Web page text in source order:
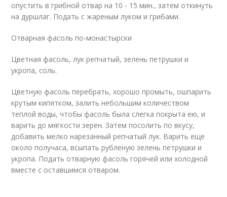
опустить в грибной отвар на 10 - 15 мин., затем откинуть
на дуршлаг. Подать с жареным луком и грибами.
Отварная фасоль по-монастырски
Цветная фасоль, лук репчатый, зелень петрушки и
укропа, соль.
Цветную фасоль перебрать, хорошо промыть, ошпарить
крутым кипятком, залить небольшим количеством
теплой воды, чтобы фасоль была слегка покрыта ею, и
варить до мягкости зерен. Затем посолить по вкусу,
добавить мелко нарезанный репчатый лук. Варить еще
около получаса, всыпать рубленую зелень петрушки и
укропа. Подать отварную фасоль горячей или холодной
вместе с оставшимся отваром.